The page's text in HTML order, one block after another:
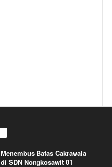
Menembus Batas Cakrawala
di SDN Nongkosawit 01